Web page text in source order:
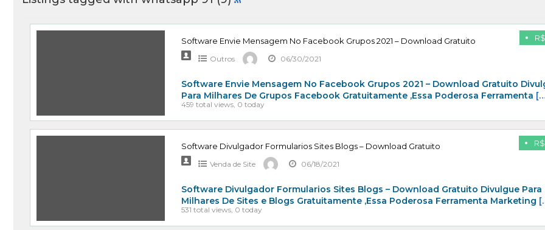
Software Envie Mensagem No Facebook Grupos 2021 – Download Gratuito
Outros 06/30/2021
Software Envie Mensagem No Facebook Grupos 2021 – Download Gratuito
Para Milhares De Grupos Facebook Gratuitamente ,Essa Poderosa Ferramenta
459 total views, 0 today
Software Divulgador Formularios Sites Blogs – Download Gratuito
Venda de Site 06/18/2021
Software Divulgador Formularios Sites Blogs – Download Gratuito Divulgue Para
Milhares De Sites e Blogs Gratuitamente ,Essa Poderosa Ferramenta Marketing
531 total views, 0 today